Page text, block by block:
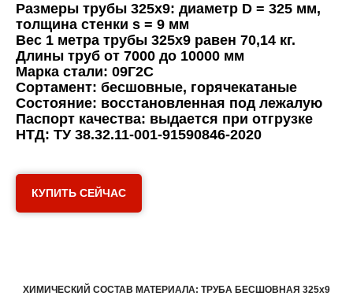
Размеры трубы 325х9: диаметр D = 325 мм,
толщина стенки s = 9 мм
Вес 1 метра трубы 325х9 равен 70,14 кг.
Длины труб от 7000 до 10000 мм
Марка стали: 09Г2С
Сортамент: бесшовные, горячекатаные
Состояние: восстановленная под лежалую
Паспорт качества: выдается при отгрузке
НТД: ТУ 38.32.11-001-91590846-2020
КУПИТЬ СЕЙЧАС
ХИМИЧЕСКИЙ СОСТАВ МАТЕРИАЛА: ТРУБА БЕСШОВНАЯ 325х9